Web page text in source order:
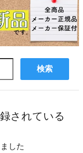
検索
されている
した